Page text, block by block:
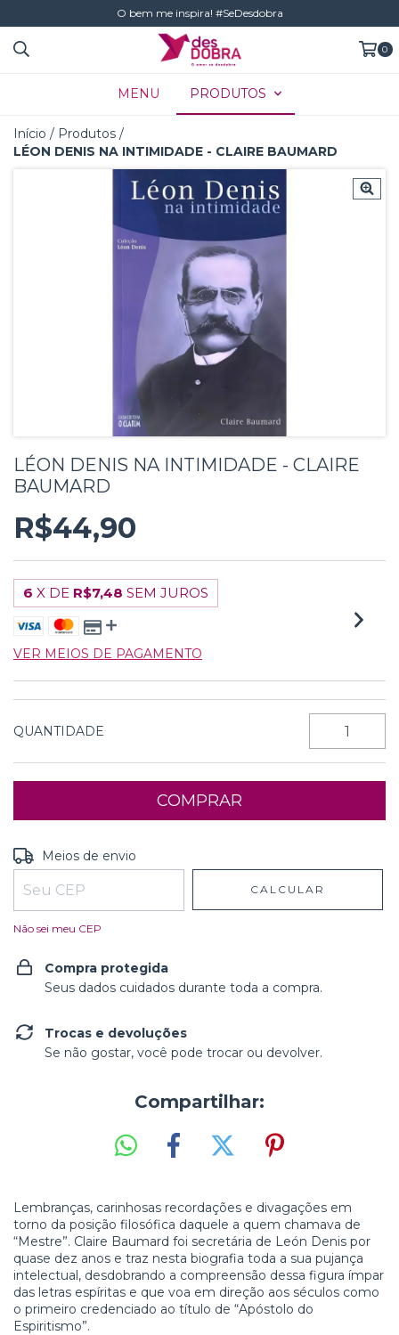
O bem me inspira! #SeDesdobra
0
MENU PRODUTOS
Início / Produtos /
LÉON DENIS NA INTIMIDADE - CLAIRE BAUMARD
LÉON DENIS NA INTIMIDADE - CLAIRE
BAUMARD
R$44,90
6 X DE R$7,48 SEM JUROS
VER MEIOS DE PAGAMENTO
QUANTIDADE
Entregas para o CEP:
Meios de envio
CALCULAR
Não sei meu CEP
Compra protegida
Seus dados cuidados durante toda a compra.
Trocas e devoluções
Se não gostar, você pode trocar ou devolver.
Compartilhar:
Lembranças, carinhosas recordações e divagações em
torno da posição filosófica daquele a quem chamava de
“Mestre”. Claire Baumard foi secretária de León Denis por
quase dez anos e traz nesta biografia toda a sua pujança
intelectual, desdobrando a compreensão dessa figura ímpar
das letras espíritas e que voa em direção aos séculos como
o primeiro credenciado ao título de “Apóstolo do
Espiritismo”.